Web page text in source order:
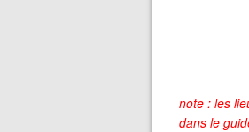
note : les
dans le